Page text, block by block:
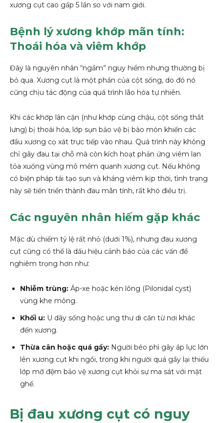
xương cụt cao gấp 5 lần so với nam giới.
Bệnh lý xương khớp mãn tính:
Thoái hóa và viêm khớp
Đây là nguyên nhân “ngầm” nguy hiểm nhưng thường bị
bỏ qua. Xương cụt là một phần của cột sống, do đó nó
cũng chịu tác động của quá trình lão hóa tự nhiên.
Khi các khớp lân cận (như khớp cùng chậu, cột sống thắt
lưng) bị thoái hóa, lớp sụn bảo vệ bị bào mòn khiến các
đầu xương cọ xát trực tiếp vào nhau. Quá trình này không
chỉ gây đau tại chỗ mà còn kích hoạt phản ứng viêm lan
tỏa xuống vùng mô mềm quanh xương cụt. Nếu không
có biện pháp tái tạo sụn và kháng viêm kịp thời, tình trạng
này sẽ tiến triển thành đau mãn tính, rất khó điều trị.
Các nguyên nhân hiếm gặp khác
Mặc dù chiếm tỷ lệ rất nhỏ (dưới 1%), nhưng đau xương
cụt cũng có thể là dấu hiệu cảnh báo của các vấn đề
nghiêm trọng hơn như:
Nhiễm trùng: Áp-xe hoặc kén lông (Pilonidal cyst)
vùng khe mông.
Khối u: U dây sống hoặc ung thư di căn từ nơi khác
đến xương.
Thừa cân hoặc quá gầy: Người béo phì gây áp lực lớn
lên xương cụt khi ngồi, trong khi người quá gầy lại thiếu
lớp mỡ đệm bảo vệ xương cụt khỏi sự ma sát với mặt
ghế.
Bị đau xương cụt có nguy